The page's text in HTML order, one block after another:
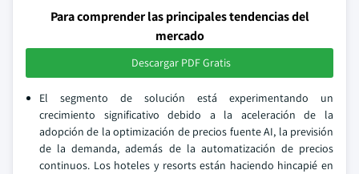
Para comprender las principales tendencias del
mercado
Descargar PDF Gratis
El segmento de solución está experimentando un
crecimiento significativo debido a la aceleración de la
adopción de la optimización de precios fuente AI, la previsión
de la demanda, además de la automatización de precios
continuos. Los hoteles y resorts están haciendo hincapié en